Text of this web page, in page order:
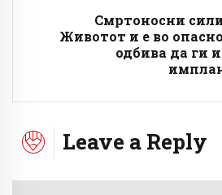
Смртоносни
Животот и е во
одбива да ги
Leave a Reply